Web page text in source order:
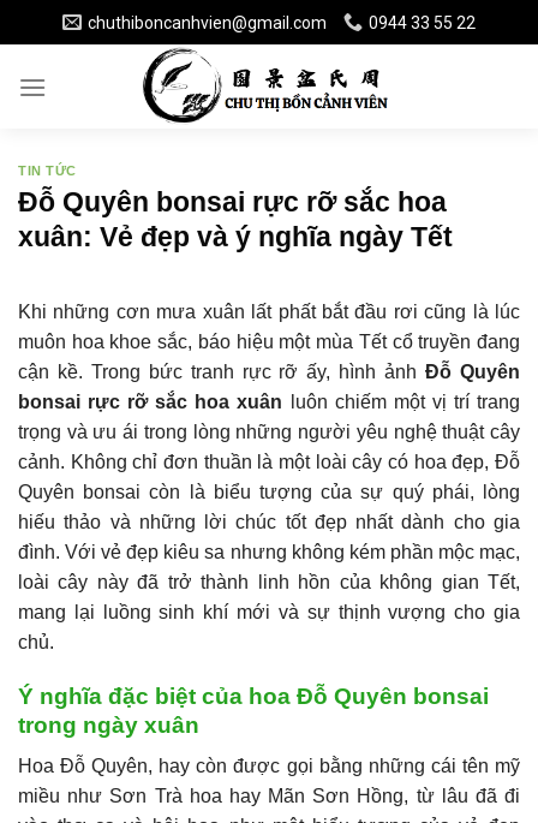
to
content
chuthiboncanhvien@gmail.com 0944 33 55 22
TIN TỨC
Đỗ Quyên bonsai rực rỡ sắc hoa
xuân: Vẻ đẹp và ý nghĩa ngày Tết
Khi những cơn mưa xuân lất phất bắt đầu rơi cũng là lúc
muôn hoa khoe sắc, báo hiệu một mùa Tết cổ truyền đang
cận kề. Trong bức tranh rực rỡ ấy, hình ảnhĐỗ Quyên
bonsai rực rỡ sắc hoa xuân luôn chiếm một vị trí trang
trọng và ưu ái trong lòng những người yêu nghệ thuật cây
cảnh. Không chỉ đơn thuần là một loài cây có hoa đẹp, Đỗ
Quyên bonsai còn là biểu tượng của sự quý phái, lòng
hiếu thảo và những lời chúc tốt đẹp nhất dành cho gia
đình. Với vẻ đẹp kiêu sa nhưng không kém phần mộc mạc,
loài cây này đã trở thành linh hồn của không gian Tết,
mang lại luồng sinh khí mới và sự thịnh vượng cho gia
chủ.
Ý nghĩa đặc biệt của hoa Đỗ Quyên bonsai
trong ngày xuân
Hoa Đỗ Quyên, hay còn được gọi bằng những cái tên mỹ
miều như Sơn Trà hoa hay Mãn Sơn Hồng, từ lâu đã đi